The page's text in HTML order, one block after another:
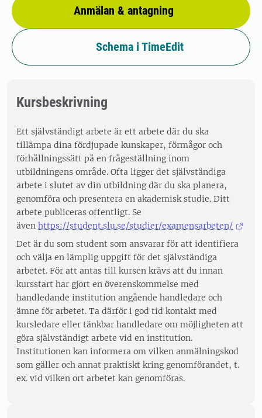
Anmälan & antagning
Schema i TimeEdit
Kursbeskrivning
Ett självständigt arbete är ett arbete där du ska
tillämpa dina fördjupade kunskaper, förmågor och
förhållningssätt på en frågeställning inom
utbildningens område. Ofta ligger det självständiga
arbete i slutet av din utbildning där du ska planera,
genomföra och presentera en akademisk studie. Ditt
arbete publiceras offentligt. Se
även https://student.slu.se/studier/examensarbeten/
Det är du som student som ansvarar för att identifiera
och välja en lämplig uppgift för det självständiga
arbetet. För att antas till kursen krävs att du innan
kursstart har gjort en överenskommelse med
handledande institution angående handledare och
ämne för arbetet. Ta därför i god tid kontakt med
kursledare eller tänkbar handledare om möjligheten att
göra självständigt arbete vid en institution.
Institutionen kan informera om vilken anmälningskod
som gäller och annat praktiskt kring genomförandet, t.
ex. vid vilken ort arbetet kan genomföras.